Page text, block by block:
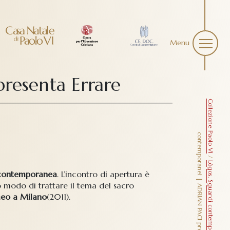
Menu
Collezione Paolo VI
/
Lògos. Sguardi contemporanei
c
e
Errare
. L’incontro di apertura è
modo di trattare il tema del sacro
a Milano(2011).